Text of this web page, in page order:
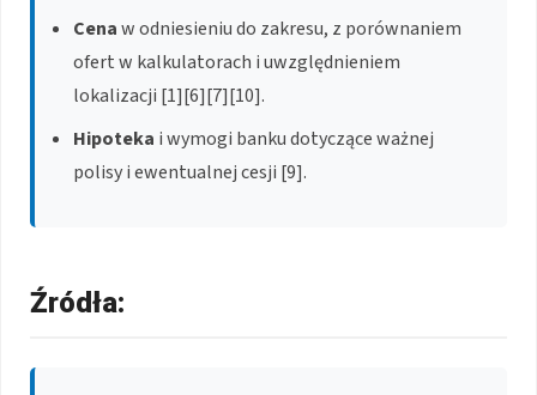
Cenaw odniesieniu do zakresu, z porównaniem
ofert w kalkulatorach i uwzględnieniem
lokalizacji [1][6][7][10].
Hipoteka i wymogi banku dotyczące ważnej
polisy i ewentualnej cesji [9].
Źródła: